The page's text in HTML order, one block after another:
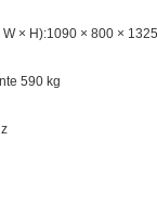
× H):1090 × 800 ×
590 kg